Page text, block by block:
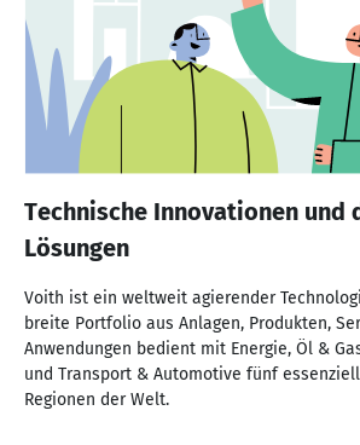
Technische Innovationen und
Lösungen
Voith ist ein weltweit agierender
breite Portfolio aus Anlagen, Produkten,
Anwendungen bedient mit Energie, Öl &
und Transport & Automotive fünf
Regionen der Welt.